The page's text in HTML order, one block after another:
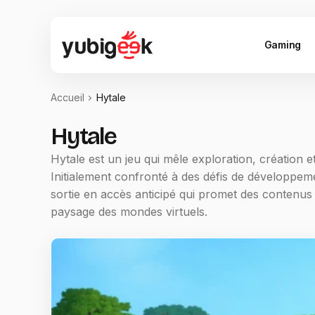
Gaming
Accueil Hytale
Hytale
Hytale est un jeu qui mêle exploration, création
Initialement confronté à des défis de
sortie en accès anticipé qui promet des
paysage des mondes virtuels.